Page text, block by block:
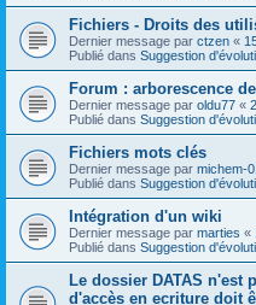
Fichiers - Droits des
Dernier message par ctzen «
Publié dans Suggestion
Forum : arborescence
Dernier message par oldu77 «
Publié dans Suggestion
Fichiers mots clés
Dernier message par michem-
Publié dans Suggestion
Intégration d'un wiki
Dernier message par marties «
Publié dans Suggestion
Le dossier DATAS n'est
d'accès en ecriture doit